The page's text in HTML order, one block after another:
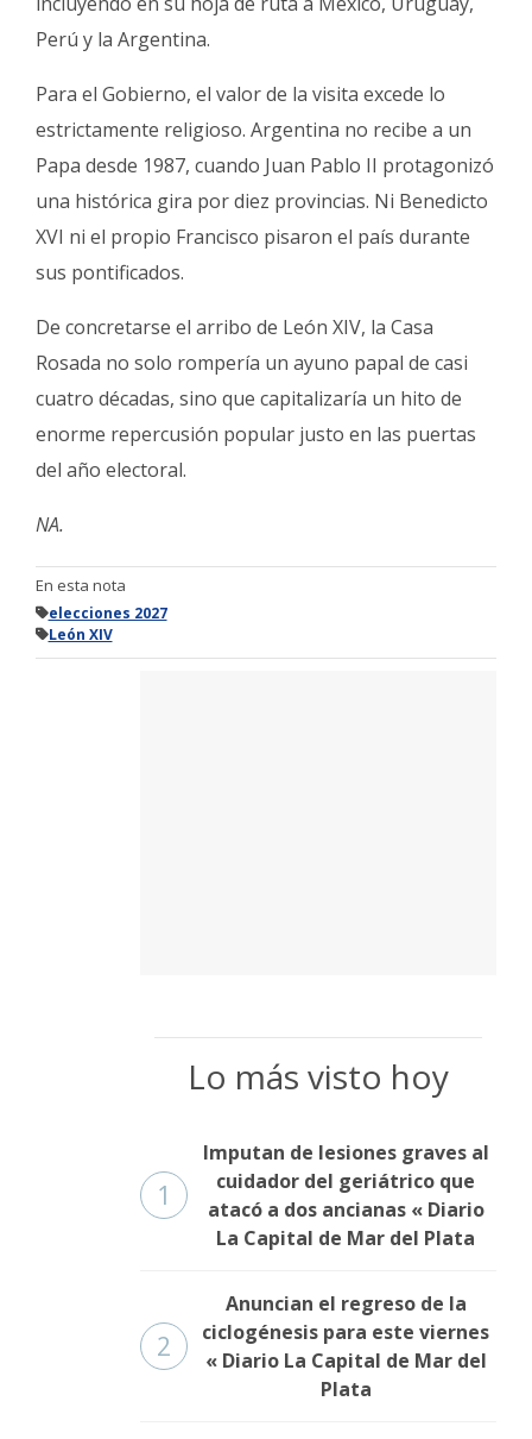
Perú y la Argentina.
Para el Gobierno, el valor de la visita excede lo
estrictamente religioso. Argentina no recibe a un
Papa desde 1987, cuando Juan Pablo II protagonizó
una histórica gira por diez provincias. Ni Benedicto
XVI ni el propio Francisco pisaron el país durante
sus pontificados.
De concretarse el arribo de León XIV, la Casa
Rosada no solo rompería un ayuno papal de casi
cuatro décadas, sino que capitalizaría un hito de
enorme repercusión popular justo en las puertas
del año electoral.
NA.
En esta nota
elecciones 2027
León XIV
Lo más visto hoy
1
Imputan de lesiones graves al
cuidador del geriátrico que
atacó a dos ancianas « Diario
La Capital de Mar del Plata
2
Anuncian el regreso de la
ciclogénesis para este viernes
« Diario La Capital de Mar del
Plata